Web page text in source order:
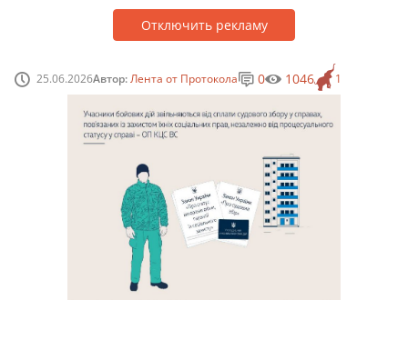
Отключить рекламу
25.06.2026Автор:Лента от Протокола 1
0 1046